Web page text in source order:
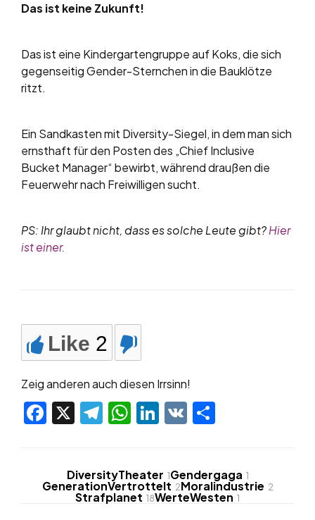
Das ist keine Zukunft!
Das ist eine Kindergartengruppe auf Koks, die sich
gegenseitig Gender-Sternchen in die Bauklötze
ritzt.
Ein Sandkasten mit Diversity-Siegel, in dem man sich
ernsthaft für den Posten des „Chief Inclusive
Bucket Manager“ bewirbt, während draußen die
Feuerwehr nach Freiwilligen sucht.
PS: Ihr glaubt nicht, dass es solche Leute gibt?Hier
ist einer.
Like 2
Zeig anderen auch diesen Irrsinn!
Facebook
X Telegram
WhatsApp
LinkedIn
VK
DiversityTheater 1Gendergaga 1
GenerationVertrottelt 2Moralindustrie 2
Strafplanet 18WerteWesten 1